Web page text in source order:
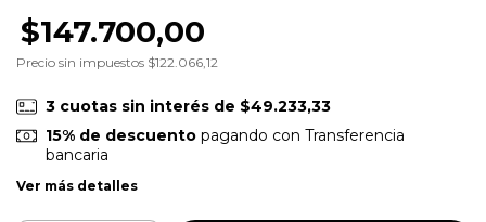
$147.700,00
Precio sin impuestos $122.066,12
3 cuotas sin interés de $49.233,33
15% de descuentopagando con Transferencia
bancaria
Ver más detalles